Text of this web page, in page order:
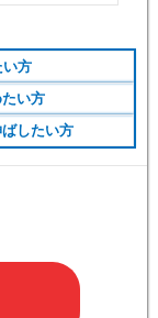
（43）
方
したい方